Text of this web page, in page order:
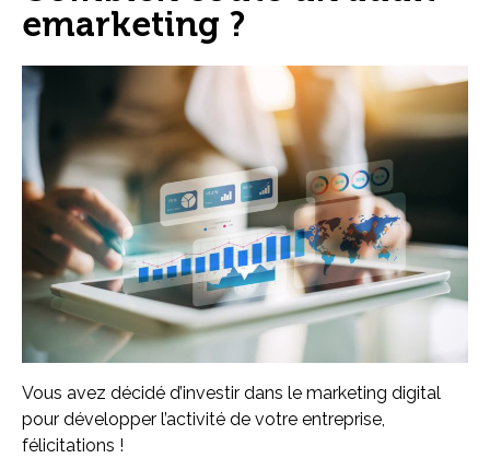
emarketing ?
Vous avez décidé d’investir dans le marketing digital
pour développer l’activité de votre entreprise,
félicitations !